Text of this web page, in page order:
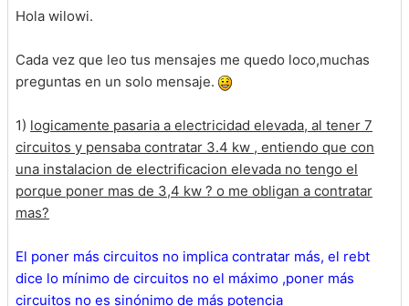
Hola wilowi.
Cada vez que leo tus mensajes me quedo loco,muchas
preguntas en un solo mensaje.
1) logicamente pasaria a electricidad elevada, al tener 7
circuitos y pensaba contratar 3.4 kw , entiendo que con
una instalacion de electrificacion elevada no tengo el
porque poner mas de 3,4 kw ? o me obligan a contratar
mas?
El poner más circuitos no implica contratar más, el rebt
dice lo mínimo de circuitos no el máximo ,poner más
circuitos no es sinónimo de más potencia